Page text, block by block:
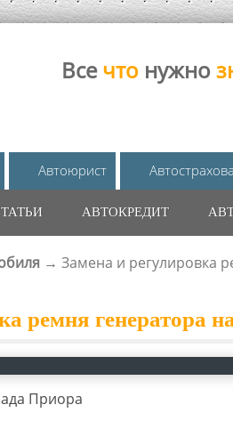
Все что нужно
Автоюрист
АВТОКРЕДИТ
→ Замена и регулировка
ремня генератора